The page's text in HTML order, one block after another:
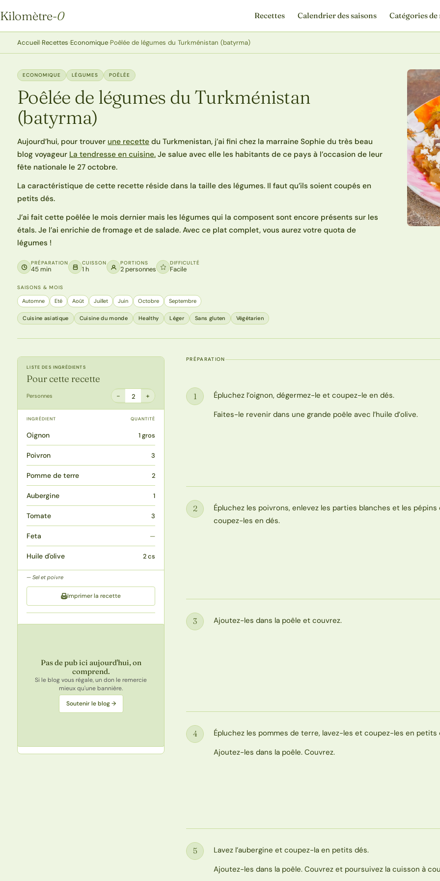
Kilomètre-0
Kilomètre-0
Recettes Calendrier des saisons Catégories
Accueil›Recettes›Economique›Poêlée de légumes du Turkménistan (batyrma)
ECONOMIQUE LÉGUMES POÊLÉE
Poêlée de légumes du Turkménistan
(batyrma)
Aujourd’hui, pour trouver une recette du Turkmenistan, j’ai fini chez la marraine Sophie du très beau
blog voyageur La tendresse en cuisine. Je salue avec elle les habitants de ce pays à l’occasion de leur
fête nationale le 27 octobre.
La caractéristique de cette recette réside dans la taille des légumes. Il faut qu’ils soient coupés en
petits dés.
J’ai fait cette poêlée le mois dernier mais les légumes qui la composent sont encore présents sur les
étals. Je l’ai enrichie de fromage et de salade. Avec ce plat complet, vous aurez votre quota de
légumes !
PRÉPARATION
45 min
CUISSON
1 h
PORTIONS
2 personnes
DIFFICULTÉ
Facile
SAISONS & MOIS
Automne Eté Août Juillet Juin Octobre Septembre
Cuisine asiatique Cuisine du monde Healthy Léger Sans gluten Végétarien
LISTE DES INGRÉDIENTS
Pour cette recette
Personnes − 2 +
INGRÉDIENT QUANTITÉ
Oignon 1 gros
Poivron 3
Pomme de terre 2
Aubergine 1
Tomate 3
Feta —
Huile d'olive 2 cs
Sel et poivre
Imprimer la recette
Pas de pub ici aujourd'hui, on
comprend.
Si le blog vous régale, un don le remercie
mieux qu'une bannière.
Soutenir le blog →
PRÉPARATION
Étape
1
Épluchez l’oignon, dégermez-le et coupez-le en dés.
Faites-le revenir dans une grande poêle avec l’huile d’olive.
Étape
2
Épluchez les poivrons, enlevez les parties blanches et les pépins
coupez-les en dés.
Étape
3 Ajoutez-les dans la poêle et couvrez.
Étape
4
Épluchez les pommes de terre, lavez-les et coupez-les en petits
Ajoutez-les dans la poêle. Couvrez.
Étape
5
Lavez l’aubergine et coupez-la en petits dés.
Ajoutez-les dans la poêle. Couvrez et poursuivez la cuisson à